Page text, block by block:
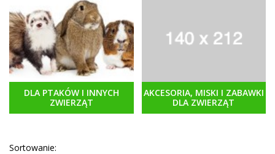
DLA PTAKÓW I INNYCH
ZWIERZĄT
AKCESORIA, MISKI I ZABAWKI
DLA ZWIERZĄT
Sortowanie: